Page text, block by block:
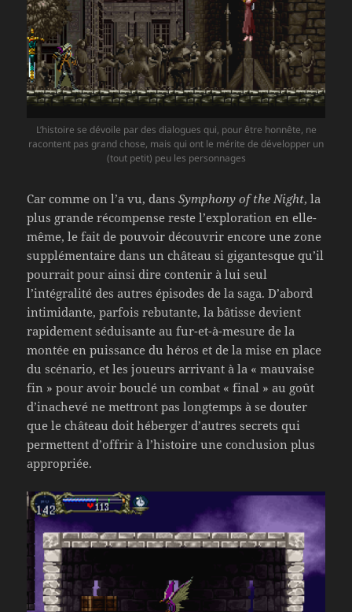
L’histoire se dévoile par des dialogues qui, pour être honnête, ne
racontent pas grand chose, mais qui ont le mérite de développer un
(tout petit) peu les personnages
Car comme on l’a vu, dansSymphony of the Night, la
plus grande récompense reste l’exploration en elle-
même, le fait de pouvoir découvrir encore une zone
supplémentaire dans un château si gigantesque qu’il
pourrait pour ainsi dire contenir à lui seul
l’intégralité des autres épisodes de la saga. D’abord
intimidante, parfois rebutante, la bâtisse devient
rapidement séduisante au fur-et-à-mesure de la
montée en puissance du héros et de la mise en place
du scénario, et les joueurs arrivant à la « mauvaise
fin » pour avoir bouclé un combat « final » au goût
d’inachevé ne mettront pas longtemps à se douter
que le château doit héberger d’autres secrets qui
permettent d’offrir à l’histoire une conclusion plus
appropriée.